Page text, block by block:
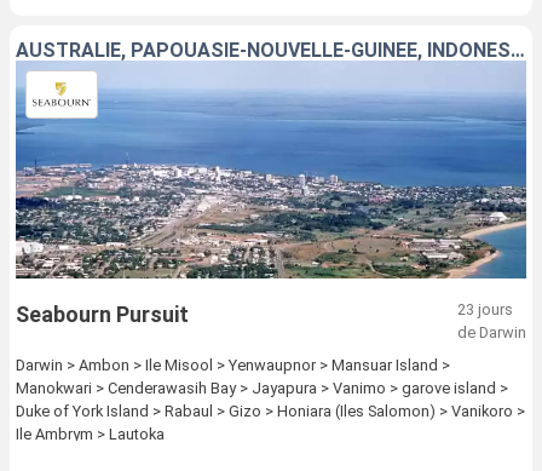
AUSTRALIE, PAPOUASIE-NOUVELLE-GUINÉE, INDONÉSIE, ÎLES SALOMON, VANUATU, FIDJI (ÎLES)
Seabourn Pursuit
23 jours
de Darwin
Darwin > Ambon > Ile Misool > Yenwaupnor > Mansuar Island >
Manokwari > Cenderawasih Bay > Jayapura > Vanimo > garove island >
Duke of York Island > Rabaul > Gizo > Honiara (Iles Salomon) > Vanikoro >
Ile Ambrym > Lautoka